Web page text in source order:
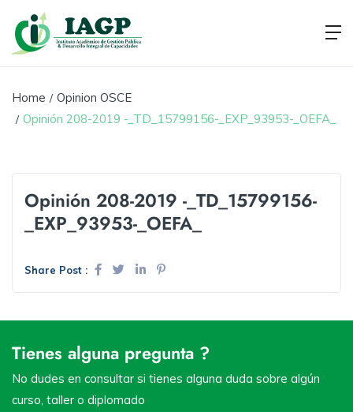
Home
Opinion OSCE
Opinión 208-2019 -_TD_15799156-_EXP_93953-_OEFA_
Opinión 208-2019 -_TD_15799156-
_EXP_93953-_OEFA_
Share Post :
Tienes alguna pregunta ?
No dudes en consultar si tienes alguna duda sobre algún
curso, taller o diplomado